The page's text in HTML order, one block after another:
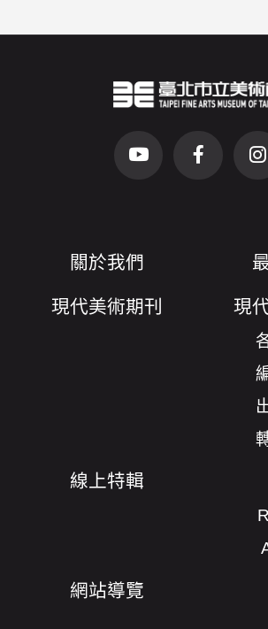
前往Youtube頻道(另開
前往
關於我們
現代美術期刊 現
線上特輯
網站導覽